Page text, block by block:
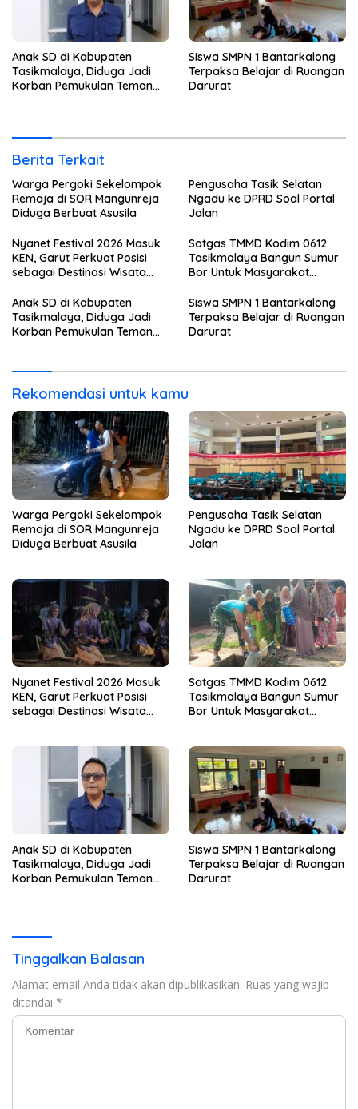
Anak SD di Kabupaten
Tasikmalaya, Diduga Jadi
Korban Pemukulan Teman
Siswa SMPN 1 Bantarkalong
Terpaksa Belajar di Ruangan
Darurat
Berita Terkait
Warga Pergoki Sekelompok
Remaja di SOR Mangunreja
Diduga Berbuat Asusila
Pengusaha Tasik Selatan
Ngadu ke DPRD Soal Portal
Jalan
Nyanet Festival 2026 Masuk
KEN, Garut Perkuat Posisi
sebagai Destinasi Wisata
Satgas TMMD Kodim 0612
Tasikmalaya Bangun Sumur
Bor Untuk Masyarakat
Anak SD di Kabupaten
Tasikmalaya, Diduga Jadi
Korban Pemukulan Teman
Siswa SMPN 1 Bantarkalong
Terpaksa Belajar di Ruangan
Darurat
Rekomendasi untuk kamu
Warga Pergoki Sekelompok
Remaja di SOR Mangunreja
Diduga Berbuat Asusila
Pengusaha Tasik Selatan
Ngadu ke DPRD Soal Portal
Jalan
Nyanet Festival 2026 Masuk
KEN, Garut Perkuat Posisi
sebagai Destinasi Wisata
Satgas TMMD Kodim 0612
Tasikmalaya Bangun Sumur
Bor Untuk Masyarakat
Anak SD di Kabupaten
Tasikmalaya, Diduga Jadi
Korban Pemukulan Teman
Siswa SMPN 1 Bantarkalong
Terpaksa Belajar di Ruangan
Darurat
Tinggalkan Balasan
Alamat email Anda tidak akan dipublikasikan. Ruas yang wajib
ditandai *